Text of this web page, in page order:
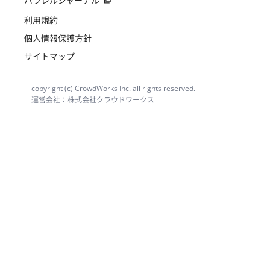
利用規約
個人情報保護方針
サイトマップ
copyright (c) CrowdWorks Inc. all rights reserved.
運営会社：株式会社クラウドワークス